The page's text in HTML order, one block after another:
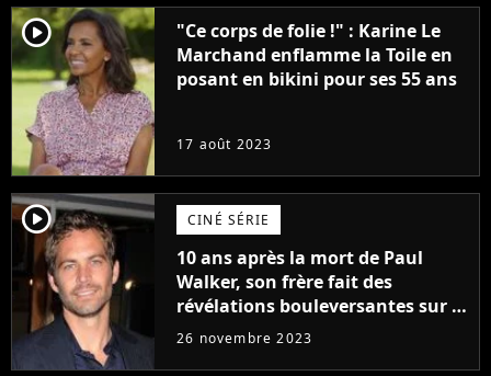
player2
"Ce corps de folie !" : Karine Le
Marchand enflamme la Toile en
posant en bikini pour ses 55 ans
17 août 2023
player2 CINÉ SÉRIE
10 ans après la mort de Paul
Walker, son frère fait des
révélations bouleversantes sur la
réaction des acteurs de Fast and
26 novembre 2023